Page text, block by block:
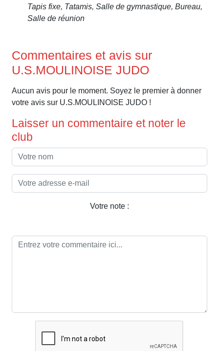
Tapis fixe, Tatamis, Salle de gymnastique, Bureau,
Salle de réunion
Commentaires et avis sur
U.S.MOULINOISE JUDO
Aucun avis pour le moment. Soyez le premier à donner
votre avis sur U.S.MOULINOISE JUDO !
Laisser un commentaire et noter le
club
Votre note :